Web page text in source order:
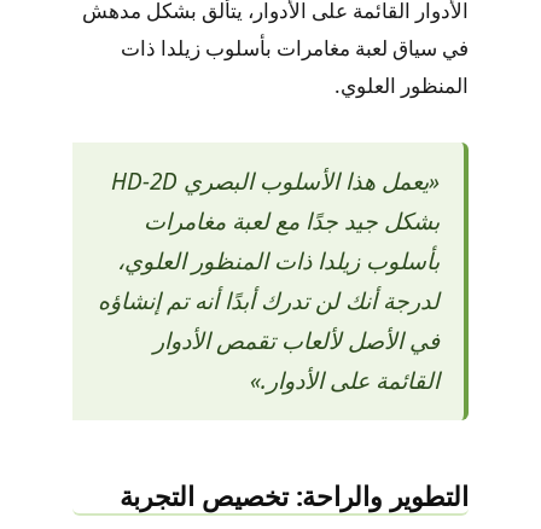
الأدوار القائمة على الأدوار، يتألق بشكل مدهش
في سياق لعبة مغامرات بأسلوب زيلدا ذات
المنظور العلوي.
«يعمل هذا الأسلوب البصري HD-2D
بشكل جيد جدًا مع لعبة مغامرات
بأسلوب زيلدا ذات المنظور العلوي،
لدرجة أنك لن تدرك أبدًا أنه تم إنشاؤه
في الأصل لألعاب تقمص الأدوار
القائمة على الأدوار.»
التطوير والراحة: تخصيص التجربة